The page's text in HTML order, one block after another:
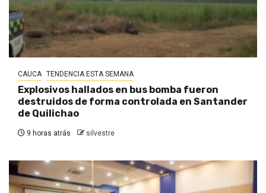
CAUCA TENDENCIA ESTA SEMANA
Explosivos hallados en bus bomba fueron
destruidos de forma controlada en Santander
de Quilichao
9 horas atrás silvestre